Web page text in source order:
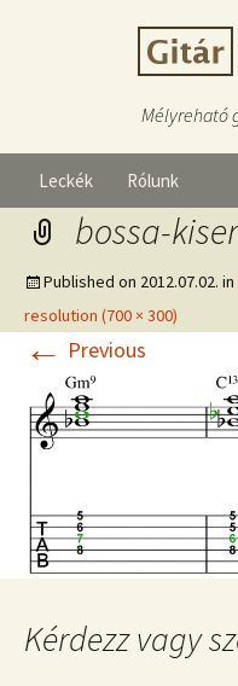
Mélyreható
Leckék Rólunk
bossa-
Published on 2012.07.02. in
resolution (700 × 300)
← Previous
Kérdezz vagy